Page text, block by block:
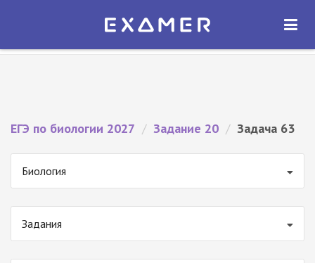
Экзамер — ЕГЭ 2027
ОТКРЫТЬ
ЕГЭ по биологии 2027 / Задание 20 / Задача 63
Биология
Задания